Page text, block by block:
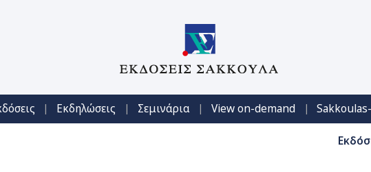
| Εκδηλώσεις | Σεμινάρια | View on-demand |